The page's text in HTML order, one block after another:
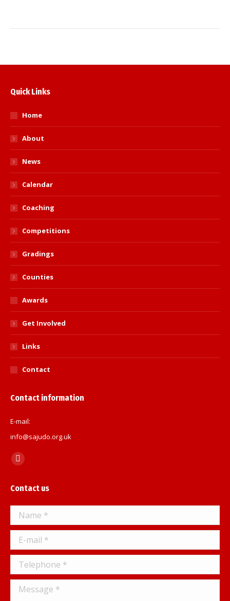
Quick Links
Home
About
News
Calendar
Coaching
Competitions
Gradings
Counties
Awards
Get Involved
Links
Contact
Contact information
E-mail:
info@sajudo.org.uk
Find us on:
Facebook
opens
in
new
window
Contact us
Name *
E-mail *
Telephone *
Message *